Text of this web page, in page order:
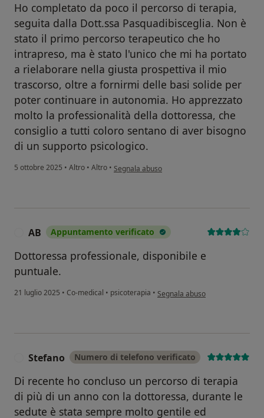
Ho completato da poco il percorso di terapia,
seguita dalla Dott.ssa Pasquadibisceglia. Non è
stato il primo percorso terapeutico che ho
intrapreso, ma è stato l'unico che mi ha portato
a rielaborare nella giusta prospettiva il mio
trascorso, oltre a fornirmi delle basi solide per
poter continuare in autonomia. Ho apprezzato
molto la professionalità della dottoressa, che
consiglio a tutti coloro sentano di aver bisogno
di un supporto psicologico.
5 ottobre 2025 • Altro • Altro • secondo l'opinione dell'utente Monica
Segnala abuso
AB Appuntamento verificato
Dottoressa professionale, disponibile e
puntuale.
21 luglio 2025 • Co-medical • psicoterapia • secondo l'opinione dell'utente
Segnala abuso
Stefano Numero di telefono verificato
Di recente ho concluso un percorso di terapia
di più di un anno con la dottoressa, durante le
sedute è stata sempre molto gentile ed